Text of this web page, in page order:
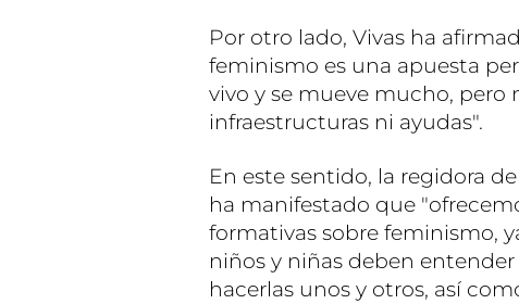
Por otro lado, Vivas ha
feminismo es una apuesta
vivo y se mueve mucho, pero
infraestructuras ni ayudas".
En este sentido, la regidora
ha manifestado que
formativas sobre feminismo,
niños y niñas deben
hacerlas unos y otros, así